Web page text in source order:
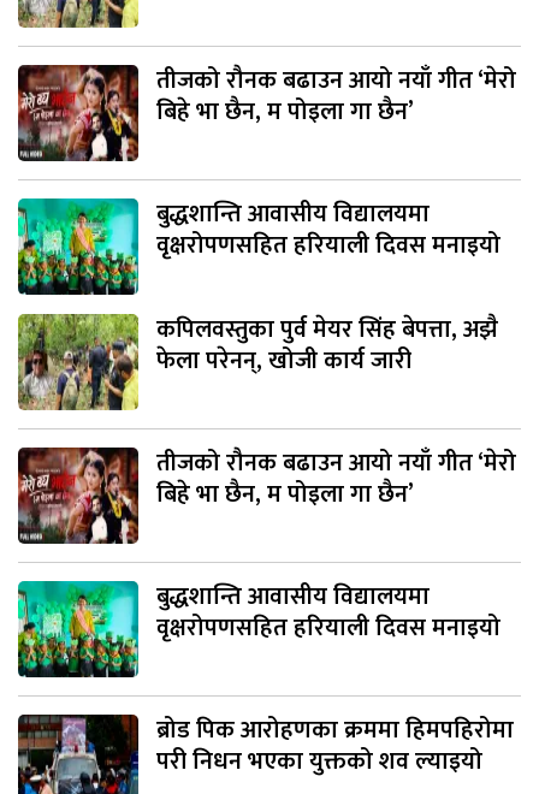
तीजको रौनक बढाउन आयो नयाँ गीत ‘मेरो
बिहे भा छैन, म पोइला गा छैन’
बुद्धशान्ति आवासीय विद्यालयमा
वृक्षरोपणसहित हरियाली दिवस मनाइयो
कपिलवस्तुका पुर्व मेयर सिंह बेपत्ता, अझै
फेला परेनन्, खोजी कार्य जारी
तीजको रौनक बढाउन आयो नयाँ गीत ‘मेरो
बिहे भा छैन, म पोइला गा छैन’
बुद्धशान्ति आवासीय विद्यालयमा
वृक्षरोपणसहित हरियाली दिवस मनाइयो
ब्रोड पिक आरोहणका क्रममा हिमपहिरोमा
परी निधन भएका युक्तको शव ल्याइयो